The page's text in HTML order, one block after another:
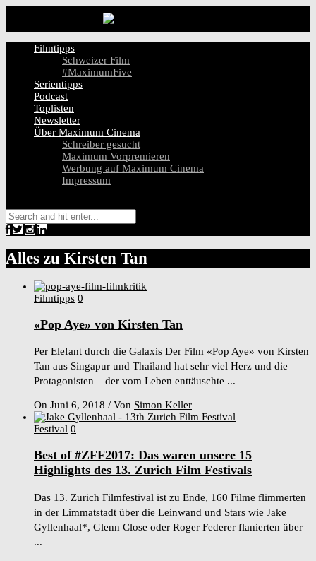
Filmtipps
Schweizer Film
#MaximumFive
Serientipps
Podcast
Toplisten
Newsletter
Über Maximum Cinema
Schreiber gesucht
Maximum Vorpremieren
Werbung auf Maximum Cinema
Impressum
Alles zu Kirsten Tan
Filmtipps 0
«Pop Aye» von Kirsten Tan
Per Elefant durch die Galaxis Der Film «Pop Aye» von Kirsten
Tan aus Singapur und Thailand hat sehr viel Herz und die
Protagonisten – der vom Leben enttäuschte ...
On Juni 6, 2018 / Von Simon Keller
Festival 0
Best of #ZFF2017: Das waren unsere 15
Highlights des 13. Zurich Film Festivals
Das 13. Zurich Filmfestival ist zu Ende, 160 Filme flimmerten
in der Limmatstadt über die Leinwand und Stars wie Jake
Gyllenhaal*, Glenn Close oder Roger Federer flanierten über
...